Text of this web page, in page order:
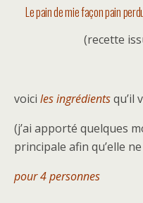
Le pain de mie façon pain
(recette
voici les ingrédientsqu’il
(j’ai apporté quelques
principale afin qu’elle
pour 4 personnes